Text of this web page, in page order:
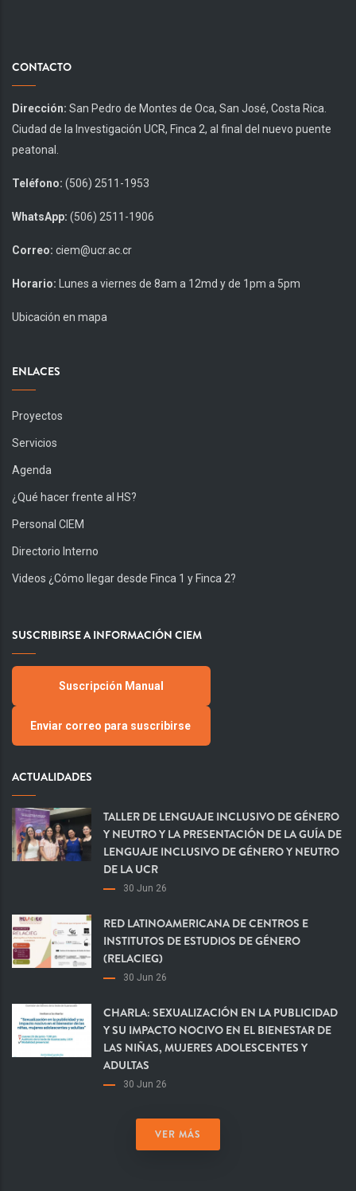
CONTACTO
Dirección: San Pedro de Montes de Oca, San José, Costa Rica.
Ciudad de la Investigación UCR, Finca 2, al final del nuevo puente
peatonal.
Teléfono: (506) 2511-1953
WhatsApp: (506) 2511-1906
Correo: ciem@ucr.ac.cr
Horario: Lunes a viernes de 8am a 12md y de 1pm a 5pm
Ubicación en mapa
ENLACES
Proyectos
Servicios
Agenda
¿Qué hacer frente al HS?
Personal CIEM
Directorio Interno
Videos ¿Cómo llegar desde Finca 1 y Finca 2?
SUSCRIBIRSE A INFORMACIÓN CIEM
Suscripción Manual
Enviar correo para suscribirse
ACTUALIDADES
TALLER DE LENGUAJE INCLUSIVO DE GÉNERO
Y NEUTRO Y LA PRESENTACIÓN DE LA GUÍA DE
LENGUAJE INCLUSIVO DE GÉNERO Y NEUTRO
DE LA UCR
30 Jun 26
RED LATINOAMERICANA DE CENTROS E
INSTITUTOS DE ESTUDIOS DE GÉNERO
(RELACIEG)
30 Jun 26
CHARLA: SEXUALIZACIÓN EN LA PUBLICIDAD
Y SU IMPACTO NOCIVO EN EL BIENESTAR DE
LAS NIÑAS, MUJERES ADOLESCENTES Y
ADULTAS
30 Jun 26
VER MÁS